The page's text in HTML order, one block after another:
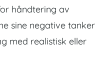
håndtering av
sine negative tanker
med realistisk eller